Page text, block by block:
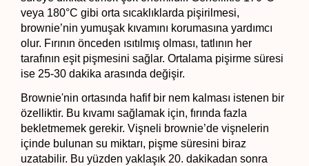
veya 180°C gibi orta sıcaklıklarda pişirilmesi,
brownie’nin yumuşak kıvamını korumasına yardımcı
olur. Fırının önceden ısıtılmış olması, tatlının her
tarafının eşit pişmesini sağlar. Ortalama pişirme süresi
ise 25-30 dakika arasında değişir.
Brownie'nin ortasında hafif bir nem kalması istenen bir
özelliktir. Bu kıvamı sağlamak için, fırında fazla
bekletmemek gerekir. Vişneli brownie’de vişnelerin
içinde bulunan su miktarı, pişme süresini biraz
uzatabilir. Bu yüzden yaklaşık 20. dakikadan sonra